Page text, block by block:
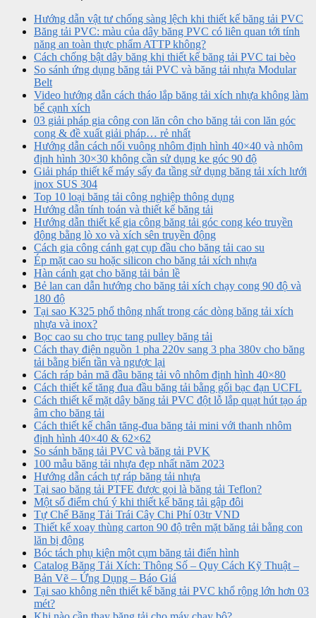
Hướng dẫn vật tư chống sàng lệch khi thiết kế băng tải PVC
Băng tải PVC: màu của dây băng PVC có liên quan tới tính
năng an toàn thực phẩm ATTP không?
Cách chống bật dây băng khi thiết kế băng tải PVC tai bèo
So sánh ứng dụng băng tải PVC và băng tải nhựa Modular
Belt
Video hướng dẫn cách tháo lắp băng tải xích nhựa không làm
bể cạnh xích
03 giải pháp gia công con lăn côn cho băng tải con lăn góc
cong & đề xuất giải pháp… rẻ nhất
Hướng dẫn cách nối vuông nhôm định hình 40×40 và nhôm
định hình 30×30 không cần sử dụng ke góc 90 độ
Giải pháp thiết kế máy sấy đa tầng sử dụng băng tải xích lưới
inox SUS 304
Top 10 loại băng tải công nghiệp thông dụng
Hướng dẫn tính toán và thiết kế băng tải
Hướng dẫn thiết kế gia công băng tải góc cong kéo truyền
động bằng lò xo và xích sên truyền động
Cách gia công cánh gạt cụp đầu cho băng tải cao su
Ép mặt cao su hoặc silicon cho băng tải xích nhựa
Hàn cánh gạt cho băng tải bản lề
Bẻ lan can dẫn hướng cho băng tải xích chạy cong 90 độ và
180 độ
Tại sao K325 phổ thông nhất trong các dòng băng tải xích
nhựa và inox?
Bọc cao su cho trục tang pulley băng tải
Cách thay điện nguồn 1 pha 220v sang 3 pha 380v cho băng
tải bằng biến tần và ngược lại
Cách ráp bản mã đầu băng tải vô nhôm định hình 40×80
Cách thiết kế tăng đua đầu băng tải bằng gối bạc đạn UCFL
Cách thiết kế mặt dây băng tải PVC đột lỗ lắp quạt hút tạo áp
âm cho băng tải
Cách thiết kế chân tăng-đua băng tải mini với thanh nhôm
định hình 40×40 & 62×62
So sánh băng tải PVC và băng tải PVK
100 mẫu băng tải nhựa đẹp nhất năm 2023
Hướng dẫn cách tự ráp băng tải nhựa
Tại sao băng tải PTFE được gọi là băng tải Teflon?
Một số điểm chú ý khi thiết kế băng tải gập đôi
Tự Chế Băng Tải Trái Cây Chi Phí 03tr VND
Thiết kế xoay thùng carton 90 độ trên mặt băng tải bằng con
lăn bị động
Bóc tách phụ kiện một cụm băng tải điển hình
Catalog Băng Tải Xích: Thông Số – Quy Cách Kỹ Thuật –
Bản Vẽ – Ứng Dụng – Báo Giá
Tại sao không nên thiết kế băng tải PVC khổ rộng lớn hơn 03
mét?